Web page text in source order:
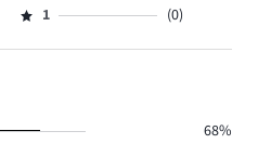
16.
głosów
ilość
2,
Ocena
1,
1 (0)
68%